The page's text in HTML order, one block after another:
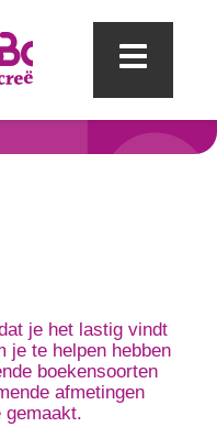
je het lastig vindt
je te helpen hebben
boekensoorten
afmetingen
gemaakt.